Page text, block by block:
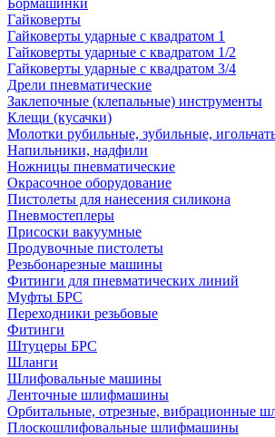
Бормашинки
Гайковерты
Гайковерты ударные с квадратом 1
Гайковерты ударные с квадратом 1/2
Гайковерты ударные с квадратом 3/4
Дрели пневматические
Заклепочные (клепальные) инструменты
Клещи (кусачки)
Молотки рубильные, зубильные,
Напильники, надфили
Ножницы пневматические
Окрасочное оборудование
Пистолеты для нанесения силикона
Пневмостеплеры
Присоски вакуумные
Продувочные пистолеты
Резьбонарезные машины
Фитинги для пневматических линий
Муфты БРС
Переходники резьбовые
Фитинги
Штуцеры БРС
Шланги
Шлифовальные машины
Ленточные шлифмашины
Орбитальные, отрезные, вибрационные
Плоскошлифовальные шлифмашины